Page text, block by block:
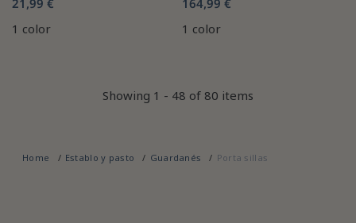
1 color
1 color
Showing 1 - 48 of 80 items
Home Establo y pasto Guardanés Porta sillas